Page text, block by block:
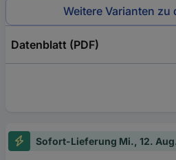
Weitere Varianten zu
Datenblatt (PDF)
Sofort-Lieferung Mi., 12.